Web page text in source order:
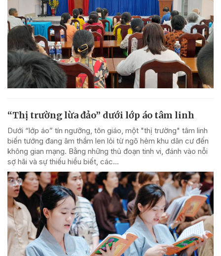
“Thị trường lừa đảo” dưới lớp áo tâm linh
Dưới “lớp áo” tín ngưỡng, tôn giáo, một "thị trường" tâm linh
biến tướng đang âm thầm len lỏi từ ngõ hẻm khu dân cư đến
không gian mạng. Bằng những thủ đoạn tinh vi, đánh vào nỗi
sợ hãi và sự thiếu hiểu biết, các...